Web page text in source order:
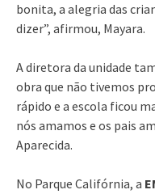
bonita, a alegria das
dizer”, afirmou, Mayara.
A diretora da unidade
obra que não tivemos
rápido e a escola ficou
nós amamos e os pais
Aparecida.
No Parque Califórnia, a